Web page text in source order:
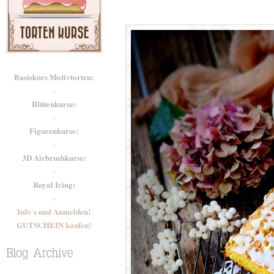
Basiskurs Motivtorten:
-
Blütenkurse:
-
Figurenkurse:
-
3D Airbrushkurse:
-
Royal Icing:
-
Info`s und Anmelden!
GUTSCHEIN kaufen!